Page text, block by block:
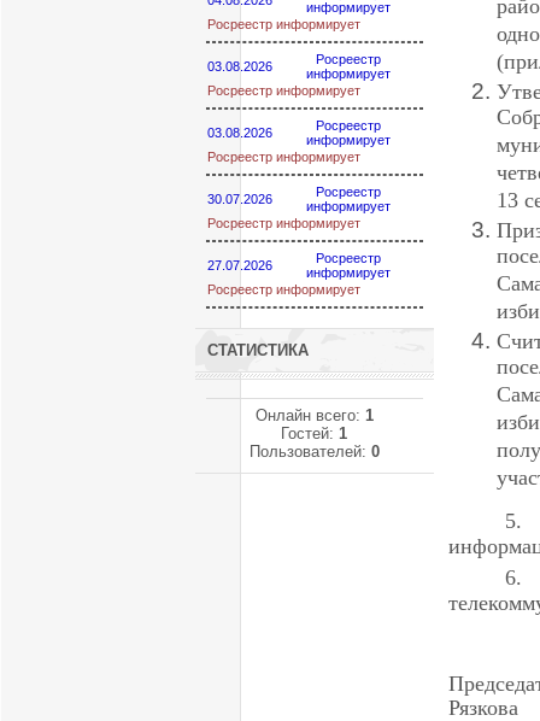
информирует
Росреестр информирует
03.08.2026
Росреестр
информирует
Росреестр информирует
03.08.2026
Росреестр
информирует
Росреестр информирует
30.07.2026
Росреестр
информирует
Росреестр информирует
27.07.2026
Росреестр
информирует
Росреестр информирует
СТАТИСТИКА
Онлайн всего: 1
Гостей:1
Пользователей: 0
13
5.
6.
Рязкова